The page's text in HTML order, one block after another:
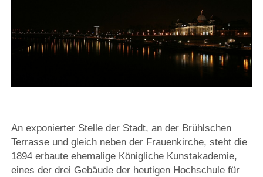
An exponierter Stelle der Stadt, an der Brühlschen
Terrasse und gleich neben der Frauenkirche, steht die
1894 erbaute ehemalige Königliche Kunstakademie,
eines der drei Gebäude der heutigen Hochschule für